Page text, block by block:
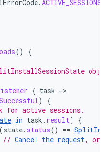
.
()
{
{ task -
)
{
for active sessions.
in task . result)
{
(state. status() ==
// Cancel the request, or